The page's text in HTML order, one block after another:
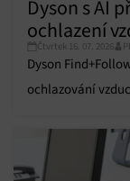
Přiřazování a
údajů, Propojení
zařízení na
informací.
Zajištění
voleb ochrany
Dyson s AI
ochlazení
Čtvrtek 16. 07. 2026
Dyson
ochlazování